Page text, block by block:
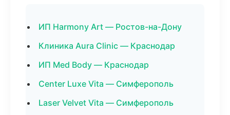
ИП Harmony Art — Ростов-на-Дону
Клиника Aura Clinic — Краснодар
ИП Med Body — Краснодар
Center Luxe Vita — Симферополь
Laser Velvet Vita — Симферополь